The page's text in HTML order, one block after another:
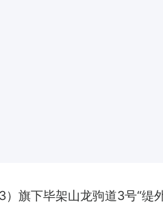
旗下毕架山龙驹道3号“缇